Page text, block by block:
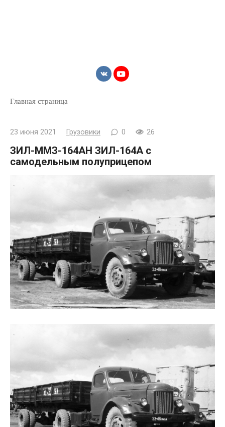
Главная страница
23 июня 2021 Грузовики 0 26
ЗИЛ-ММЗ-164АН ЗИЛ-164А с
самодельным полуприцепом